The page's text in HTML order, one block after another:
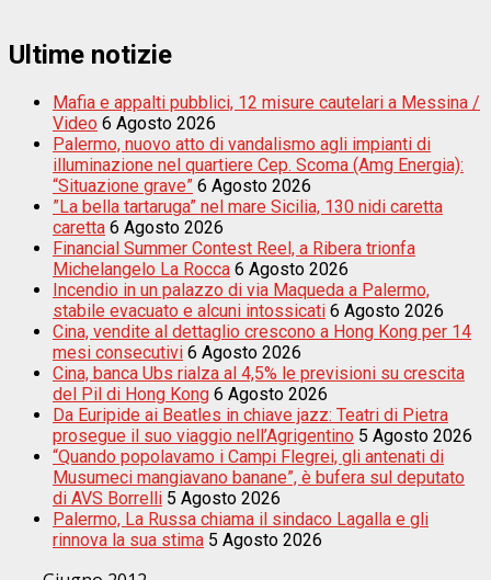
Ultime notizie
Mafia e appalti pubblici, 12 misure cautelari a Messina /
Video 6 Agosto 2026
Palermo, nuovo atto di vandalismo agli impianti di
illuminazione nel quartiere Cep. Scoma (Amg Energia):
“Situazione grave” 6 Agosto 2026
”La bella tartaruga” nel mare Sicilia, 130 nidi caretta
caretta 6 Agosto 2026
Financial Summer Contest Reel, a Ribera trionfa
Michelangelo La Rocca 6 Agosto 2026
Incendio in un palazzo di via Maqueda a Palermo,
stabile evacuato e alcuni intossicati 6 Agosto 2026
Cina, vendite al dettaglio crescono a Hong Kong per 14
mesi consecutivi 6 Agosto 2026
Cina, banca Ubs rialza al 4,5% le previsioni su crescita
del Pil di Hong Kong 6 Agosto 2026
Da Euripide ai Beatles in chiave jazz: Teatri di Pietra
prosegue il suo viaggio nell’Agrigentino 5 Agosto 2026
“Quando popolavamo i Campi Flegrei, gli antenati di
Musumeci mangiavano banane”, è bufera sul deputato
di AVS Borrelli 5 Agosto 2026
Palermo, La Russa chiama il sindaco Lagalla e gli
rinnova la sua stima 5 Agosto 2026